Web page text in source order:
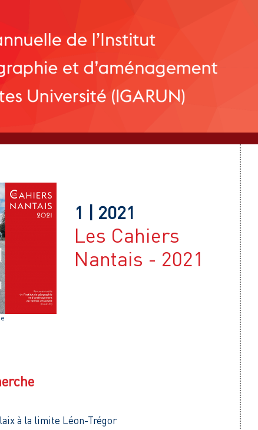
1 | 2021
Les Cahiers
Nantais - 2021
à la limite Léon-Trégor